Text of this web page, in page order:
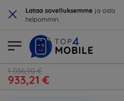
× Lataa sovelluksemme ja osta
helpommin.
1 036,90 €
933,21 €